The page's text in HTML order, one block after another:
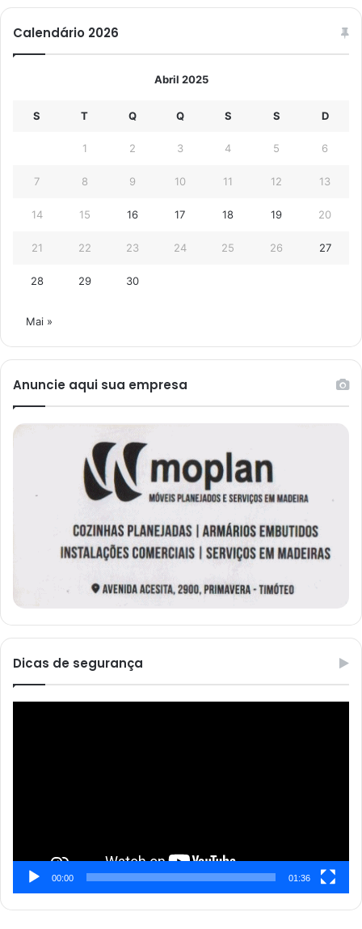
Calendário 2026
Abril 2025
S T Q Q S S D
1 2 3 4 5 6
7 8 9 10 11 12 13
14 15 16 17 18 19 20
21 22 23 24 25 26 27
28 29 30
Mai »
Anuncie aqui sua empresa
Dicas de segurança
00:00 01:36